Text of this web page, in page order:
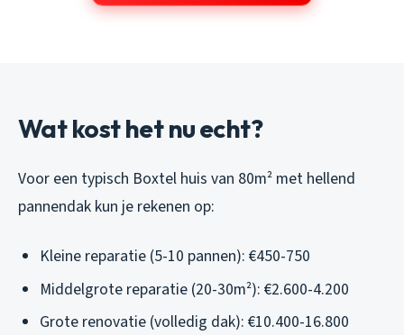
Wat kost het nu echt?
Voor een typisch Boxtel huis van 80m² met hellend
pannendak kun je rekenen op:
Kleine reparatie (5-10 pannen): €450-750
Middelgrote reparatie (20-30m²): €2.600-4.200
Grote renovatie (volledig dak): €10.400-16.800